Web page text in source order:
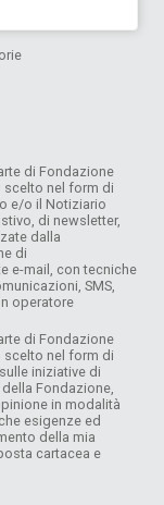
di Fondazione
scelto nel form di
e/o il Notiziario
di newsletter,
dalla
di
e-mail, con tecniche
SMS,
operatore
di Fondazione
scelto nel form di
iniziative di
Fondazione,
in modalità
esigenze ed
della mia
cartacea e